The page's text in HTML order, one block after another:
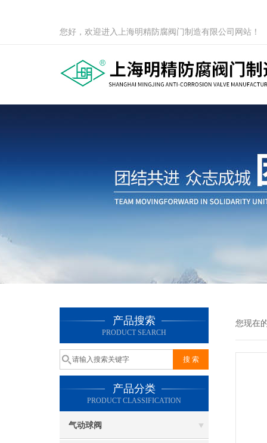
您好，欢迎进入上海明精防腐阀门制造有限公司网站！
产品搜索
PRODUCT SEARCH
产品分类
PRODUCT CLASSIFICATION
气动球阀
您现在